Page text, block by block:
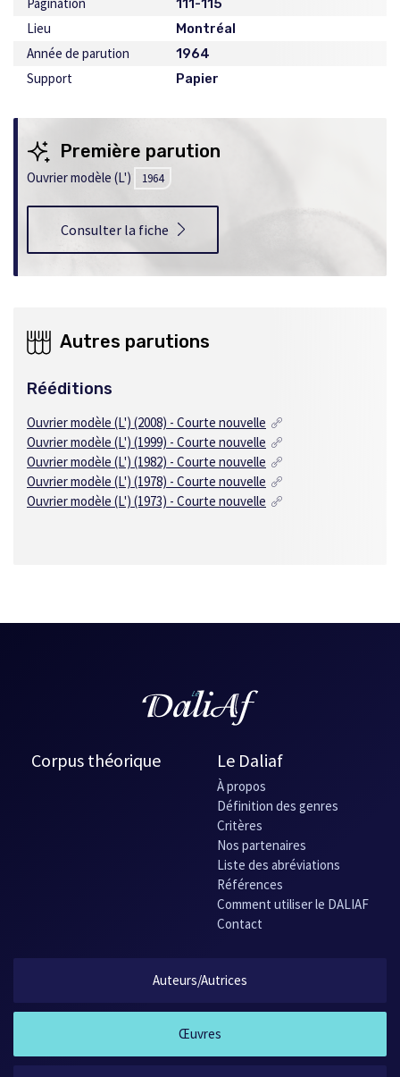
111-115
Lieu Montréal
Année de parution 1964
Support Papier
Première parution
Ouvrier modèle (L') 1964
Consulter la fiche
Autres parutions
Rééditions
Ouvrier modèle (L') (2008) - Courte nouvelle
Ouvrier modèle (L') (1999) - Courte nouvelle
Ouvrier modèle (L') (1982) - Courte nouvelle
Ouvrier modèle (L') (1978) - Courte nouvelle
Ouvrier modèle (L') (1973) - Courte nouvelle
Corpus théorique Le Daliaf
À propos
Définition des genres
Critères
Nos partenaires
Liste des abréviations
Références
Comment utiliser le DALIAF
Contact
Auteurs/Autrices
Œuvres